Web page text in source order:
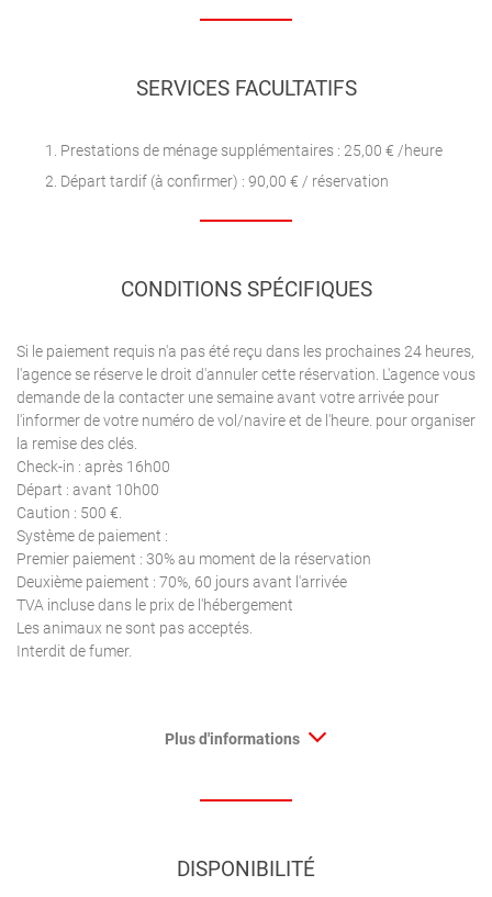
SERVICES FACULTATIFS
Prestations de ménage supplémentaires : 25,00 € /heure
Départ tardif (à confirmer) : 90,00 € / réservation
CONDITIONS SPÉCIFIQUES
Si le paiement requis n'a pas été reçu dans les prochaines 24 heures,
l'agence se réserve le droit d'annuler cette réservation. L'agence vous
demande de la contacter une semaine avant votre arrivée pour
l'informer de votre numéro de vol/navire et de l'heure. pour organiser
la remise des clés.
Check-in : après 16h00
Départ : avant 10h00
Caution : 500 €.
Système de paiement :
Premier paiement : 30% au moment de la réservation
Deuxième paiement : 70%, 60 jours avant l'arrivée
TVA incluse dans le prix de l'hébergement
Les animaux ne sont pas acceptés.
Interdit de fumer.
Plus d'informations
DISPONIBILITÉ